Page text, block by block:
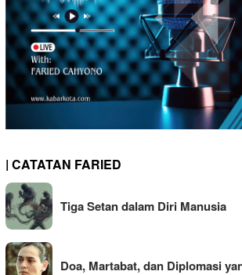
| CATATAN FARIED
Tiga Setan dalam Diri Manusia
Doa, Martabat, dan Diplomasi